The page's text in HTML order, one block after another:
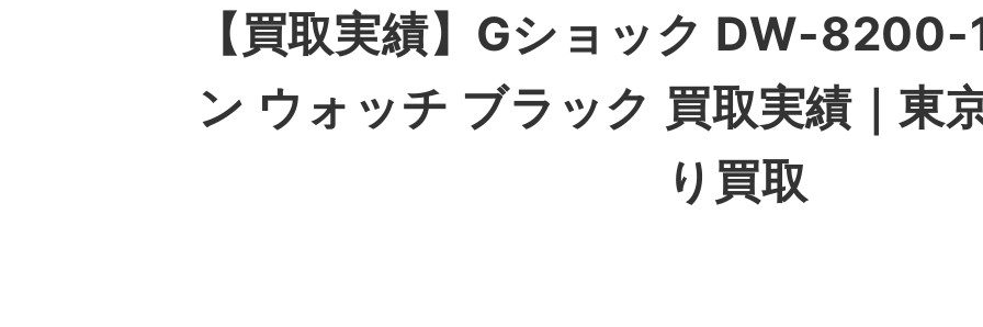
【買取実績】Gショック DW-
ン ウォッチ ブラック 買取実績｜東
り買取